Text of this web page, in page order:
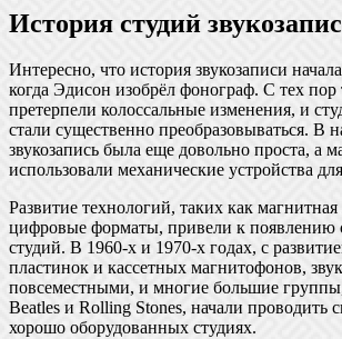
История студий
Интересно, что история звукозаписи
когда Эдисон изобрёл фонограф. С тех пор
претерпели колоссальные изменения, и
стали существенно преобразовываться. В
звукозапись была еще довольно проста, а
использовали механические устройства
Развитие технологий, таких как
цифровые форматы, привели к появлению
студий. В 1960-х и 1970-х годах, с
пластинок и кассетных магнитофонов,
повсеместными, и многие большие
Beatles и Rolling Stones, начали проводить
хорошо оборудованных студиях.